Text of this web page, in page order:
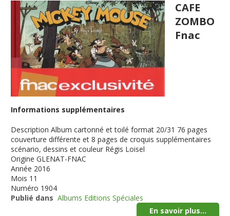
CAFE
ZOMBO
Fnac
Informations supplémentaires
Description Album cartonné et toilé format 20/31 76 pages
couverture différente et 8 pages de croquis supplémentaires
scénario, dessins et couleur Régis Loisel
Origine GLENAT-FNAC
Année 2016
Mois 11
Numéro 1904
Publié dans Albums Editions Spéciales
En savoir plus...